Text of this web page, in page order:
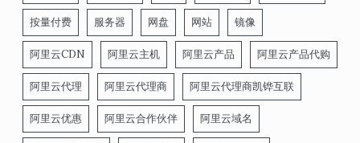
按量付费 服务器 网盘 网站 镜像
阿里云CDN 阿里云主机 阿里云产品 阿里云产品代购
阿里云代理 阿里云代理商 阿里云代理商凯铧互联
阿里云优惠 阿里云合作伙伴 阿里云域名